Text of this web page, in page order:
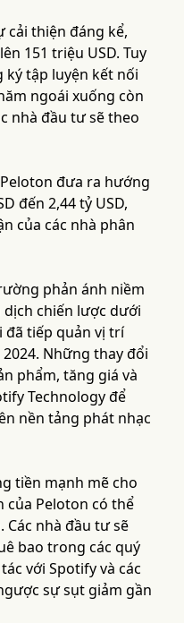
cải thiện đáng kể,
151 triệu USD. Tuy
tập luyện kết nối
ngoái xuống còn
nhà đầu tư sẽ theo
đưa ra hướng
đến 2,44 tỷ USD,
của các nhà phân
phản ánh niềm
chiến lược dưới
đã tiếp quản vị trí
Những thay đổi
phẩm, tăng giá và
Technology để
nền tảng phát nhạc
tiền mạnh mẽ cho
của Peloton có thể
nhà đầu tư sẽ
bao trong các quý
với Spotify và các
sự sụt giảm gần